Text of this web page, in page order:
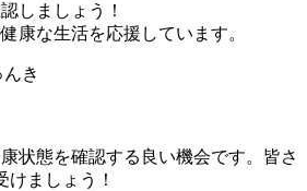
しましょう！
康な生活を応援しています。
状態を確認する良い機会です。皆さ
けましょう！